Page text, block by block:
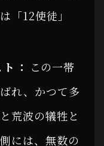
「12使徒」
： この一帯
れ、かつて多
荒波の犠牲と
には、無数の